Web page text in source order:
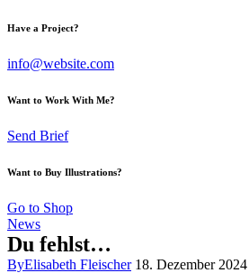
Have a Project?
info@website.com
Want to Work With Me?
Send Brief
Want to Buy Illustrations?
Go to Shop
News
Du fehlst…
ByElisabeth Fleischer 18. Dezember 2024